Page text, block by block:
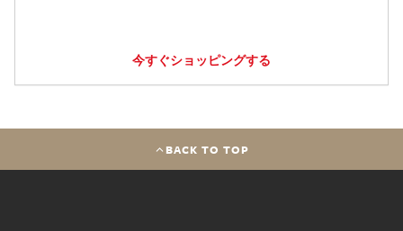
今すぐショッピングする
BACK TO TOP